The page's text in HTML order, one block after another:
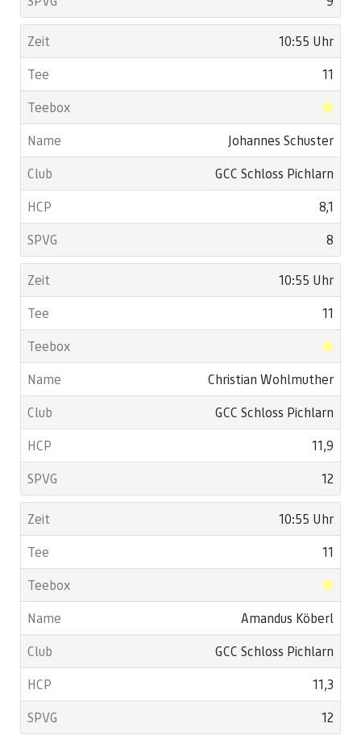
10:55 Uhr
11
Johannes Schuster
GCC Schloss Pichlarn
8,1
8
10:55 Uhr
11
Christian Wohlmuther
GCC Schloss Pichlarn
11,9
12
10:55 Uhr
11
Amandus Köberl
GCC Schloss Pichlarn
11,3
12